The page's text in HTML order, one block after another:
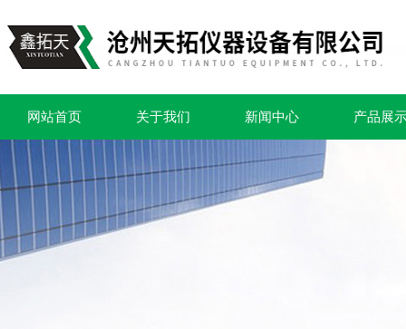
网站首页 关于我们 新闻中心 产品展